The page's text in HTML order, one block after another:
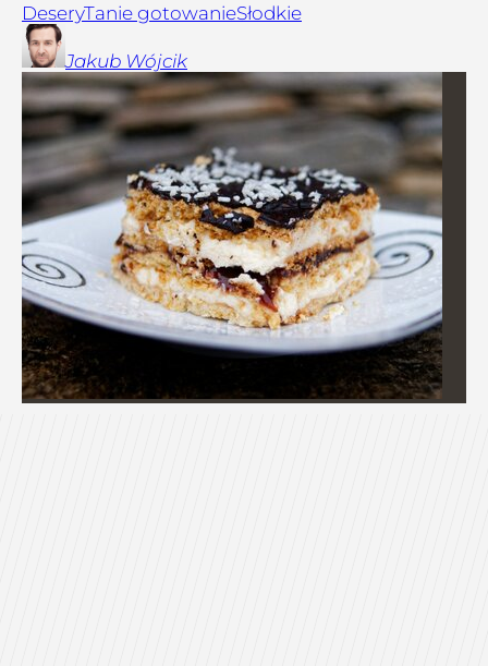
DeseryTanie gotowanieSłodkie
Jakub Wójcik